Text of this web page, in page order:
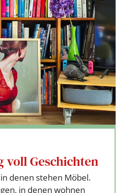
voll Geschichten
denen stehen Möbel.
in denen wohnen